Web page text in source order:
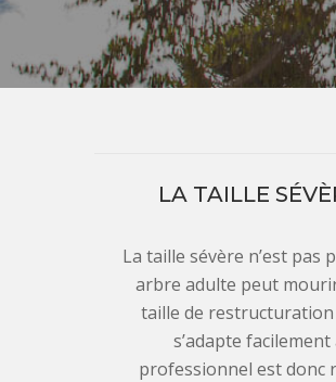
LA TAILLE
La taille sévère n’est
arbre adulte peut
taille de restructuration
s’adapte
professionnel est donc